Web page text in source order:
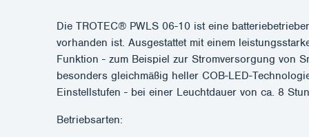
Die TROTEC® PWLS 06-10 ist eine
vorhanden ist. Ausgestattet mit einem
Funktion - zum Beispiel zur Stromversorgung von
besonders gleichmäßig heller COB-LED-
Einstellstufen - bei einer Leuchtdauer von ca. 8
Betriebsarten: